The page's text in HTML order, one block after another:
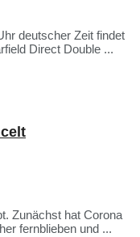
deutscher Zeit findet
Direct Double ...
Zunächst hat Corona
fernblieben und ...